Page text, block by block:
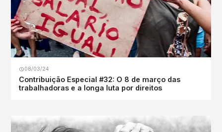
08/03/24
Contribuição Especial #32: O 8 de março das
trabalhadoras e a longa luta por direitos